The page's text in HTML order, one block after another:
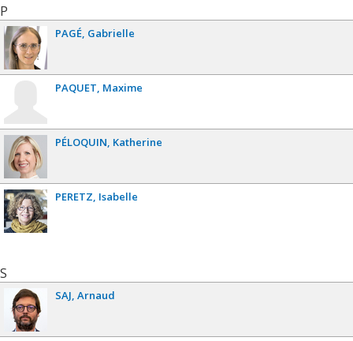
P
PAGÉ Gabrielle
PAQUET Maxime
PÉLOQUIN Katherine
PERETZ Isabelle
S
SAJ Arnaud